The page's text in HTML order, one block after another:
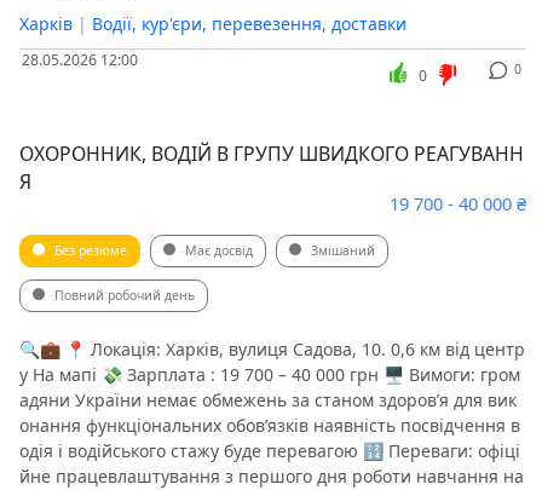
Харків | Водії, кур'єри, перевезення, доставки
28.05.2026 12:00 0
0
ОХОРОННИК, ВОДІЙ В ГРУПУ ШВИДКОГО РЕАГУВАНН
Я
19 700 - 40 000 ₴
Без резюме Має досвід Змішаний
Повний робочий день
🔍💼 📍 Локація: Харків, вулиця Садова, 10. 0,6 км від центр
у На мапі 💸 Зарплата : 19 700 – 40 000 грн 🖥 Вимоги: гром
адяни України немає обмежень за станом здоров’я для вик
онання функціональних обов’язків наявність посвідчення в
одія і водійського стажу буде перевагою 🔢 Переваги: офіці
йне працевлаштування з першого дня роботи навчання на